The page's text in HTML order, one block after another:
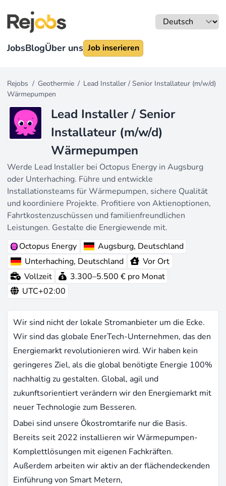
JobsBlogÜber uns Job inserieren
Rejobs / Geothermie / Lead Installer / Senior Installateur (m/w/d)
Wärmepumpen
Lead Installer / Senior
Installateur (m/w/d)
Wärmepumpen
Werde Lead Installer bei Octopus Energy in Augsburg
oder Unterhaching. Führe und entwickle
Installationsteams für Wärmepumpen, sichere Qualität
und koordiniere Projekte. Profitiere von Aktienoptionen,
Fahrtkostenzuschüssen und familienfreundlichen
Leistungen. Gestalte die Energiewende mit.
Octopus Energy
Augsburg, Deutschland
Unterhaching, Deutschland
Vor Ort
Vollzeit
3.300–5.500 € pro Monat
UTC+02:00
Wir sind nicht der lokale Stromanbieter um die Ecke.
Wir sind das globale EnerTech-Unternehmen, das den
Energiemarkt revolutionieren wird. Wir haben kein
geringeres Ziel, als die global benötigte Energie 100%
nachhaltig zu gestalten. Global, agil und
zukunftsorientiert verändern wir den Energiemarkt mit
neuer Technologie zum Besseren.
Dabei sind unsere Ökostromtarife nur die Basis.
Bereits seit 2022 installieren wir Wärmepumpen-
Komplettlösungen mit eigenen Fachkräften.
Außerdem arbeiten wir aktiv an der flächendeckenden
Einführung von Smart Metern,